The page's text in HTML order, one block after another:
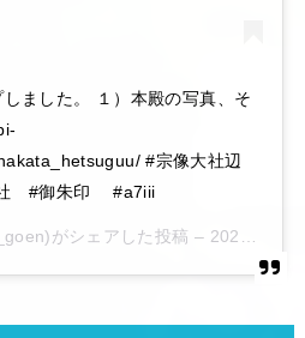
ました。 １）本殿の写真、そ
#宗像大社辺
#御朱印 #a7iii
がシェアした投稿 – 2020年 6月月6日午後10時15分PDT